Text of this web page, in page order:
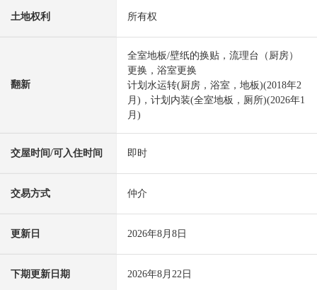
土地权利 所有权
翻新
全室地板/壁纸的换贴，流理台（厨房）
更换，浴室更换
计划水运转(厨房，浴室，地板)(2018年2
月)，计划内装(全室地板，厕所)(2026年1
月)
交屋时间/可入住时间 即时
交易方式 仲介
更新日 2026年8月8日
下期更新日期 2026年8月22日